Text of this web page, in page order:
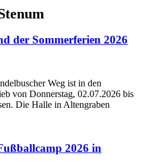
der Sommerferien 2026
Weg ist in den
von Donnerstag, 02.07.2026 bis
Die Halle in Altengraben
2026 in